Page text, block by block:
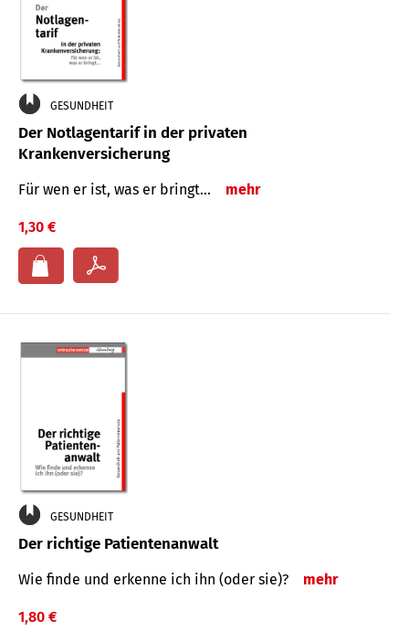
GESUNDHEIT
Der Notlagentarif in der privaten
Krankenversicherung
Für wen er ist, was er bringt… mehr
1,30 €
GESUNDHEIT
Der richtige Patientenanwalt
Wie finde und erkenne ich ihn (oder sie)? mehr
1,80 €